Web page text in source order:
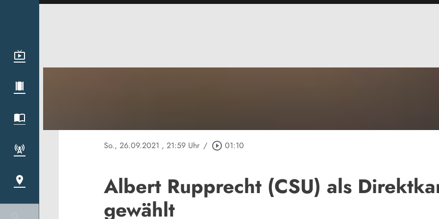
So., 26.09.2021 , 21:59 Uhr / play_circle_outline 01:10
Albert Rupprecht (CSU) als
gewählt